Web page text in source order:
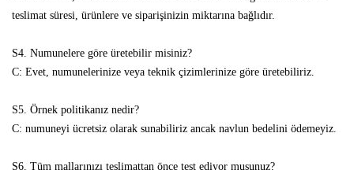
teslimat süresi, ürünlere ve siparişinizin miktarına bağlıdır.
S4. Numunelere göre üretebilir misiniz?
C: Evet, numunelerinize veya teknik çizimlerinize göre üretebiliriz.
S5. Örnek politikanız nedir?
C: numuneyi ücretsiz olarak sunabiliriz ancak navlun bedelini ödemeyiz.
S6. Tüm mallarınızı teslimattan önce test ediyor musunuz?